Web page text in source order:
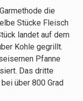
die
Stücke Fleisch
landet auf dem
Kohle gegrillt.
Pfanne
Das dritte
über 800 Grad